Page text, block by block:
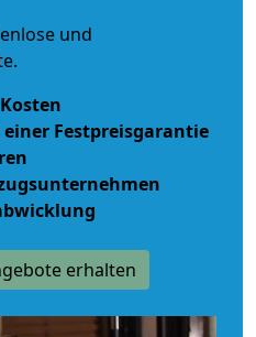
und
Festpreisgarantie
erhalten